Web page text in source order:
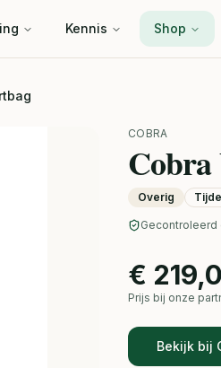
Kennis Shop
COBRA
Overig
Gecontroleerd
€
Prijs bij onze
Bekijk bij